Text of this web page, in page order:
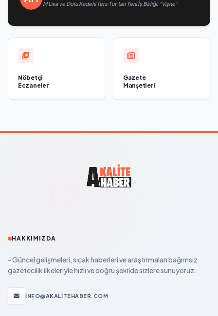
M Lisa ve Dolu Kadehi Ters Tut’tan Yeni İş Birliği: “Vişne”
Nöbetçi
Eczaneler
Gazete
Manşetleri
HAKKIMIZDA
- Güncel gelişmeleri, sıcak haberleri ve araştırmaları bağımsız
gazetecilik ilkeleriyle hızlı ve doğru şekilde sizlere sunuyoruz.
INFO@AKALITEHABER.COM